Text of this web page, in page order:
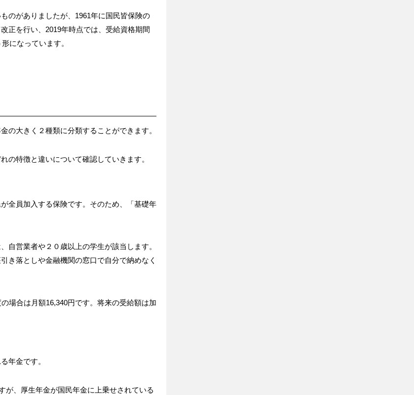
のがありましたが、1961年に国民皆保険の
正を行い、2019年時点では、受給資格期間
になっています。
の大きく２種類に分類することができます。
の特徴と違いについて確認していきます。
全員加入する保険です。そのため、「基礎年
自営業者や２０歳以上の学生が該当します。
き落としや金融機関の窓口で自分で納めなく
場合は月額16,340円です。将来の受給額は加
年金です。
が、厚生年金が国民年金に上乗せされている